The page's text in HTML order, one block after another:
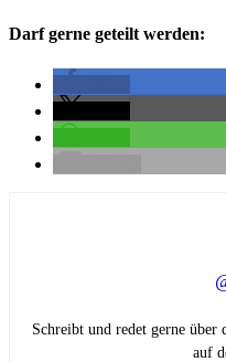
Darf gerne geteilt werden:
Schreibt und redet gerne
auf